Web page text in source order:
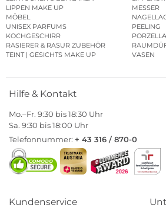
LIPPEN MAKE UP
MESSER
MÖBEL
UNISEX PARFUMS
PEELING
KOCHGESCHIRR
RASIERER & RASUR ZUBEHÖR
TEINT | GESICHTS MAKE UP
VASEN
Hilfe & Kontakt
Mo.–Fr. 9:30 bis 18:30 Uhr
Sa. 9:30 bis 18:00 Uhr
Telefonnummer: + 43 316 / 870-0
Kundenservice